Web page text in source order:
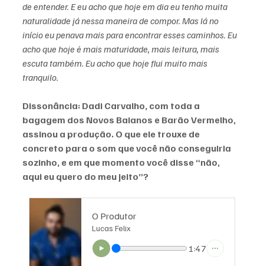
de entender. E eu acho que hoje em dia eu tenho muita
naturalidade já nessa maneira de compor. Mas lá no
início eu penava mais para encontrar esses caminhos. Eu
acho que hoje é mais maturidade, mais leitura, mais
escuta também. Eu acho que hoje flui muito mais
tranquilo.
Dissonância: Dadi Carvalho, com toda a
bagagem dos Novos Baianos e Barão Vermelho,
assinou a produção. O que ele trouxe de
concreto para o som que você não conseguiria
sozinho, e em que momento você disse “não,
aqui eu quero do meu jeito”?
O Produtor
Lucas Felix
1:47